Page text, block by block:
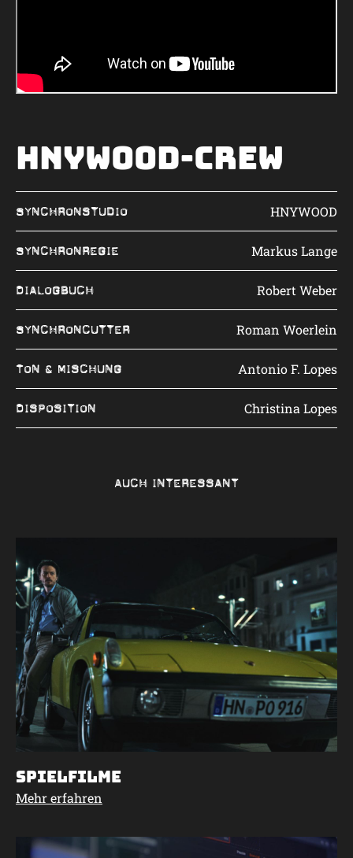
HNYWOOD-Crew
Synchronstudio HNYWOOD
Synchronregie Markus Lange
Dialogbuch Robert Weber
Synchroncutter Roman Woerlein
Ton & Mischung Antonio F. Lopes
Disposition Christina Lopes
Auch interessant
Spielfilme
Mehr erfahren